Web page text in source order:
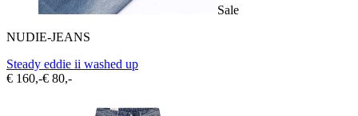
Sale
NUDIE-JEANS
Steady eddie ii washed up
€ 160,-€ 80,-